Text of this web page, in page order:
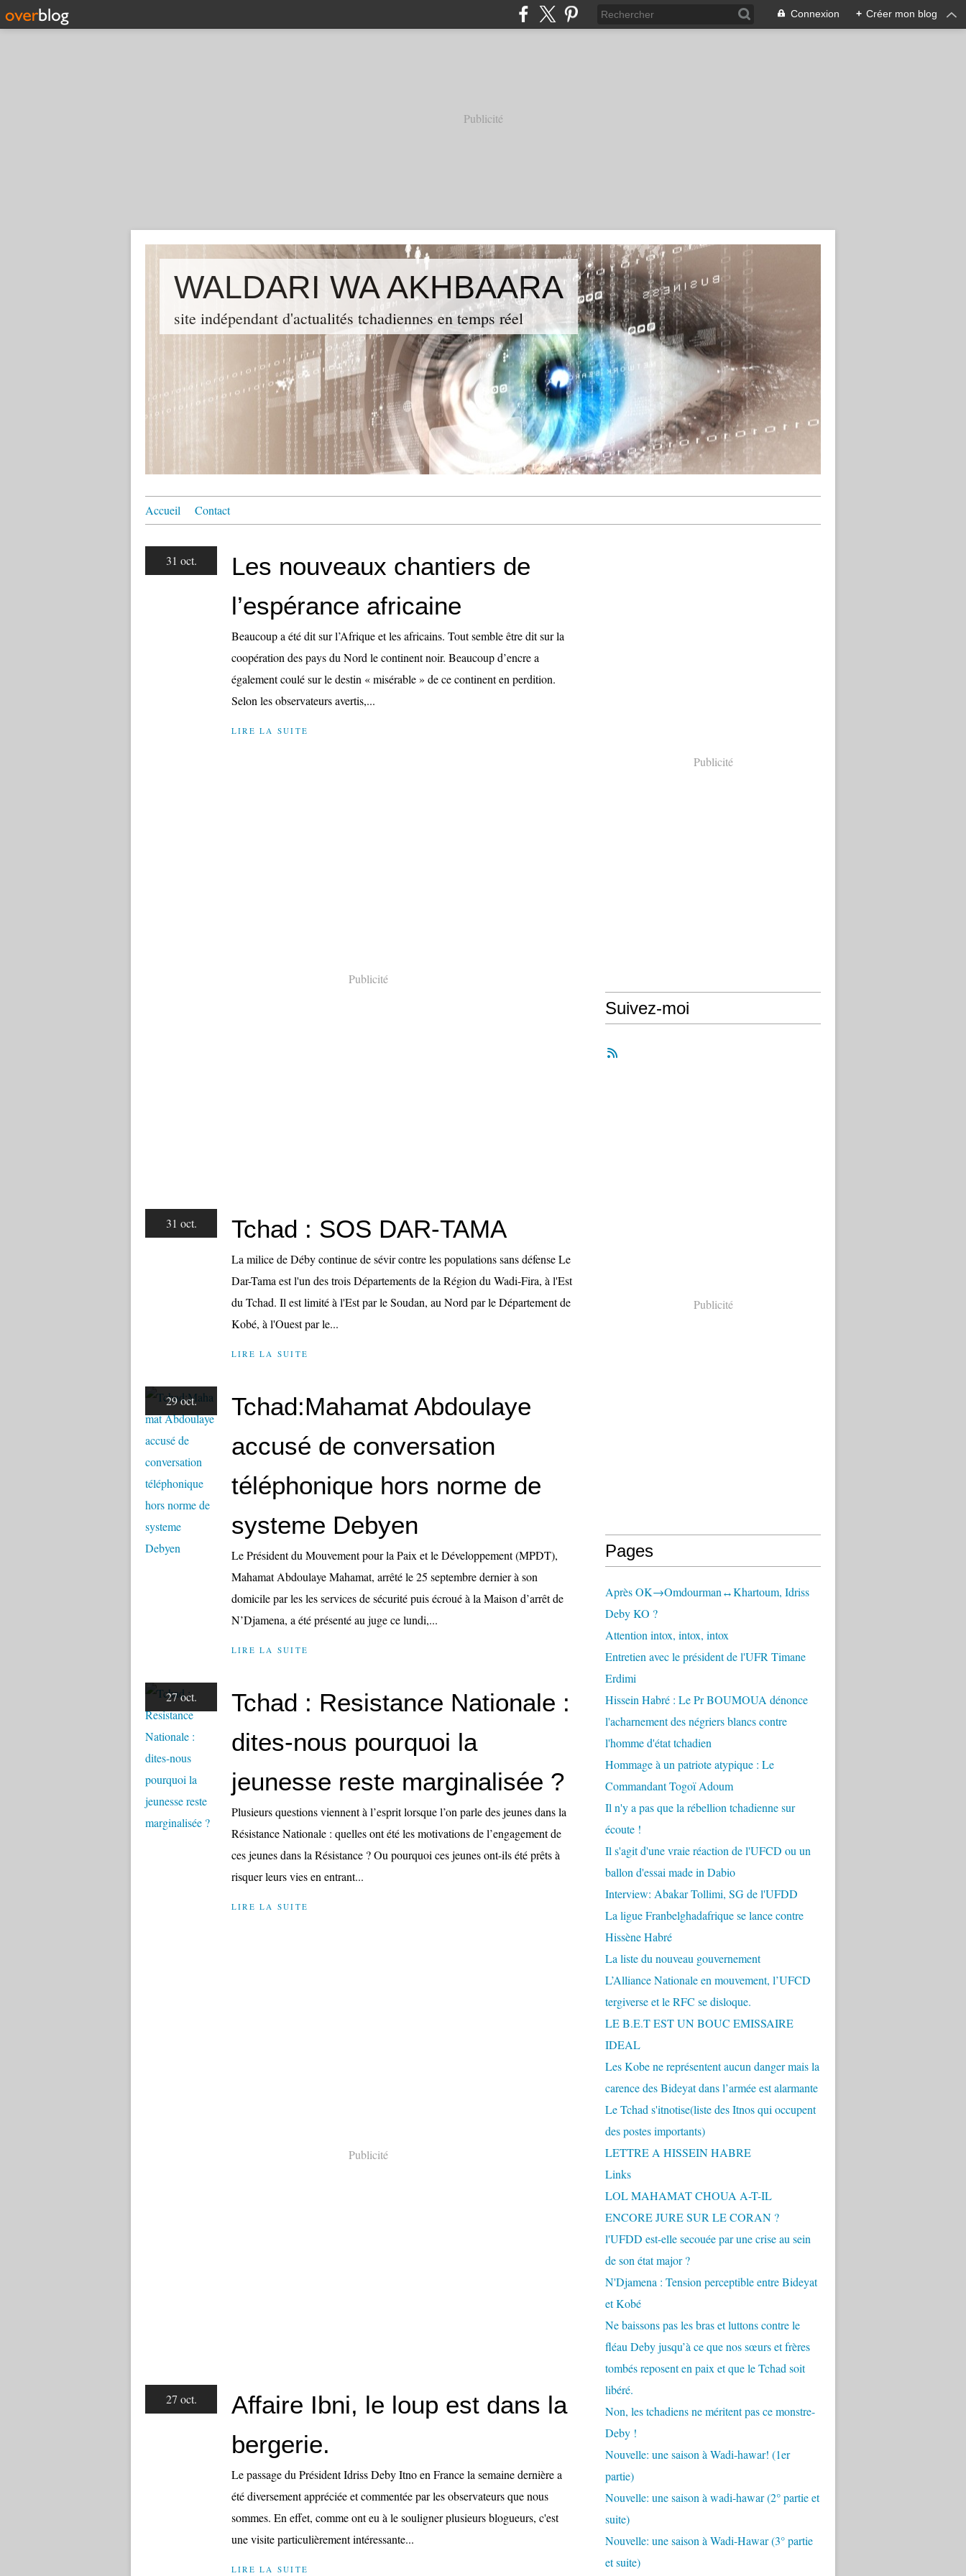
Connexion + Créer mon blog
Publicité
WALDARI WA AKHBAARA
site indépendant d'actualités tchadiennes en temps réel
Accueil Contact
31 oct.
Les nouveaux chantiers de
l’espérance africaine
Beaucoup a été dit sur l’Afrique et les africains. Tout semble être dit sur la
coopération des pays du Nord le continent noir. Beaucoup d’encre a
également coulé sur le destin « misérable » de ce continent en perdition.
Selon les observateurs avertis,...
LIRE LA SUITE
Publicité
31 oct. Tchad : SOS DAR-TAMA
La milice de Déby continue de sévir contre les populations sans défense Le
Dar-Tama est l'un des trois Départements de la Région du Wadi-Fira, à l'Est
du Tchad. Il est limité à l'Est par le Soudan, au Nord par le Département de
Kobé, à l'Ouest par le...
LIRE LA SUITE
29 oct.
Tchad:Mahamat Abdoulaye
accusé de conversation
téléphonique hors norme de
systeme Debyen
Le Président du Mouvement pour la Paix et le Développement (MPDT),
Mahamat Abdoulaye Mahamat, arrêté le 25 septembre dernier à son
domicile par les les services de sécurité puis écroué à la Maison d’arrêt de
N’Djamena, a été présenté au juge ce lundi,...
LIRE LA SUITE
27 oct.
Tchad : Resistance Nationale :
dites-nous pourquoi la
jeunesse reste marginalisée ?
Plusieurs questions viennent à l’esprit lorsque l’on parle des jeunes dans la
Résistance Nationale : quelles ont été les motivations de l’engagement de
ces jeunes dans la Résistance ? Ou pourquoi ces jeunes ont-ils été prêts à
risquer leurs vies en entrant...
LIRE LA SUITE
Publicité
27 oct.
Affaire Ibni, le loup est dans la
bergerie.
Le passage du Président Idriss Deby Itno en France la semaine dernière a
été diversement appréciée et commentée par les observateurs que nous
sommes. En effet, comme ont eu à le souligner plusieurs blogueurs, c'est
une visite particulièrement intéressante...
LIRE LA SUITE
Publicité
Suivez-moi
Publicité
Pages
Après OK→Omdourman↔Khartoum, Idriss
Deby KO ?
Attention intox, intox, intox
Entretien avec le président de l'UFR Timane
Erdimi
Hissein Habré : Le Pr BOUMOUA dénonce
l'acharnement des négriers blancs contre
l'homme d'état tchadien
Hommage à un patriote atypique : Le
Commandant Togoï Adoum
Il n'y a pas que la rébellion tchadienne sur
écoute !
Il s'agit d'une vraie réaction de l'UFCD ou un
ballon d'essai made in Dabio
Interview: Abakar Tollimi, SG de l'UFDD
La ligue Franbelghadafrique se lance contre
Hissène Habré
La liste du nouveau gouvernement
L’Alliance Nationale en mouvement, l’UFCD
tergiverse et le RFC se disloque.
LE B.E.T EST UN BOUC EMISSAIRE
IDEAL
Les Kobe ne représentent aucun danger mais la
carence des Bideyat dans l’armée est alarmante
Le Tchad s'itnotise(liste des Itnos qui occupent
des postes importants)
LETTRE A HISSEIN HABRE
Links
LOL MAHAMAT CHOUA A-T-IL
ENCORE JURE SUR LE CORAN ?
l'UFDD est-elle secouée par une crise au sein
de son état major ?
N'Djamena : Tension perceptible entre Bideyat
et Kobé
Ne baissons pas les bras et luttons contre le
fléau Deby jusqu’à ce que nos sœurs et frères
tombés reposent en paix et que le Tchad soit
libéré.
Non, les tchadiens ne méritent pas ce monstre-
Deby !
Nouvelle: une saison à Wadi-hawar! (1er
partie)
Nouvelle: une saison à wadi-hawar (2° partie et
suite)
Nouvelle: une saison à Wadi-Hawar (3° partie
et suite)